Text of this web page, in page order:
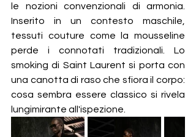
le nozioni convenzionali di armonia.
Inserito in un contesto maschile,
tessuti couture come la mousseline
perde i connotati tradizionali. Lo
smoking di Saint Laurent si porta con
una canotta di raso che sfiora il corpo:
cosa sembra essere classico si rivela
lungimirante all'ispezione.